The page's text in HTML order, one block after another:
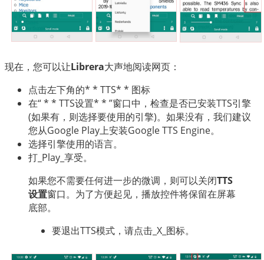
现在，您可以让Librera大声地阅读网页：
点击左下角的* * TTS* * 图标
在“ * * TTS设置* * ”窗口中，检查是否已安装TTS引擎
(如果有，则选择要使用的引擎)。如果没有，我们建议
您从Google Play上安装Google TTS Engine。
选择引擎使用的语言。
打_Play_享受。
如果您不需要任何进一步的微调，则可以关闭TTS
设置窗口。为了方便起见，播放控件将保留在屏幕
底部。
要退出TTS模式，请点击_X_图标。